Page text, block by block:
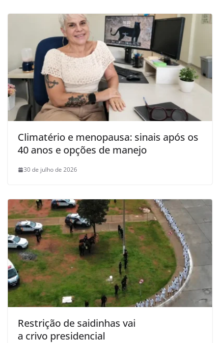
Climatério e menopausa: sinais após os
40 anos e opções de manejo
30 de julho de 2026
Restrição de saidinhas vai
a crivo presidencial